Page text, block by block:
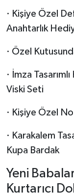
· Kişiye Özel
Anahtarlık
· Özel
· İmza
Viski Seti
· Kişiye Özel
· Karakalem
Kupa Bardak
Yeni
Kurtarıcı